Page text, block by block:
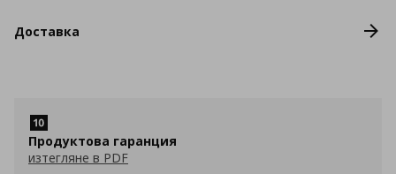
Доставка
Продуктова гаранция
изтегляне в PDF